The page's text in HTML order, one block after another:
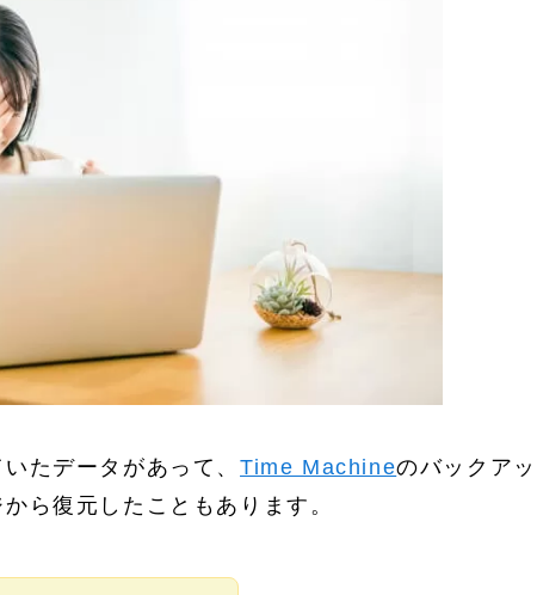
たデータがあって、Time Machineのバックアッ
ら復元したこともあります。